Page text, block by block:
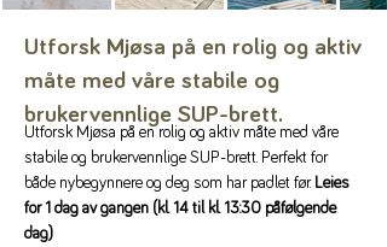
Utforsk Mjøsa på en rolig og aktiv måte med våre
stabile og brukervennlige SUP-brett. Perfekt for
både nybegynnere og deg som har padlet før. Leies
for 1 dag av gangen (kl. 14 til kl. 13:30 påfølgende
dag)
Utforsk Mjøsa på en rolig og aktiv
måte med våre stabile og
brukervennlige SUP-brett.